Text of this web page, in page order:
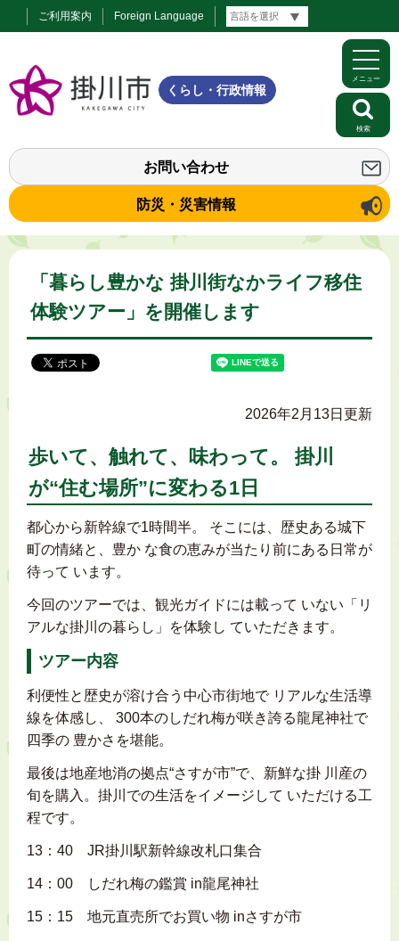
ご利用案内 Foreign Language
くらし・行政情報
お問い合わせ
防災・災害情報
メニュー
検索
「暮らし豊かな 掛川街なかライフ移住
体験ツアー」を開催します
2026年2月13日更新
歩いて、触れて、味わって。 掛川
が“住む場所”に変わる1日
都心から新幹線で1時間半。 そこには、歴史ある城下
町の情緒と、豊か な食の恵みが当たり前にある日常が
待って います。
今回のツアーでは、観光ガイドには載って いない「リ
アルな掛川の暮らし」を体験し ていただきます。
ツアー内容
利便性と歴史が溶け合う中心市街地で リアルな生活導
線を体感し、 300本のしだれ梅が咲き誇る龍尾神社で
四季の 豊かさを堪能。
最後は地産地消の拠点“さすが市”で、新鮮な掛 川産の
旬を購入。掛川での生活をイメージして いただける工
程です。
13：40 JR掛川駅新幹線改札口集合
14：00 しだれ梅の鑑賞 in龍尾神社
15：15 地元直売所でお買い物 inさすが市